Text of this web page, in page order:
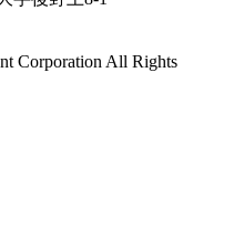
Corporation All Rights